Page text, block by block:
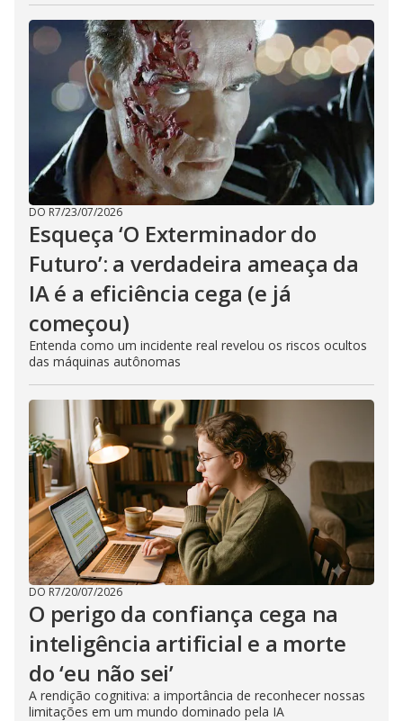
DO R7/23/07/2026
Esqueça ‘O Exterminador do
Futuro’: a verdadeira ameaça da
IA é a eficiência cega (e já
começou)
Entenda como um incidente real revelou os riscos ocultos
das máquinas autônomas
DO R7/20/07/2026
O perigo da confiança cega na
inteligência artificial e a morte
do ‘eu não sei’
A rendição cognitiva: a importância de reconhecer nossas
limitações em um mundo dominado pela IA